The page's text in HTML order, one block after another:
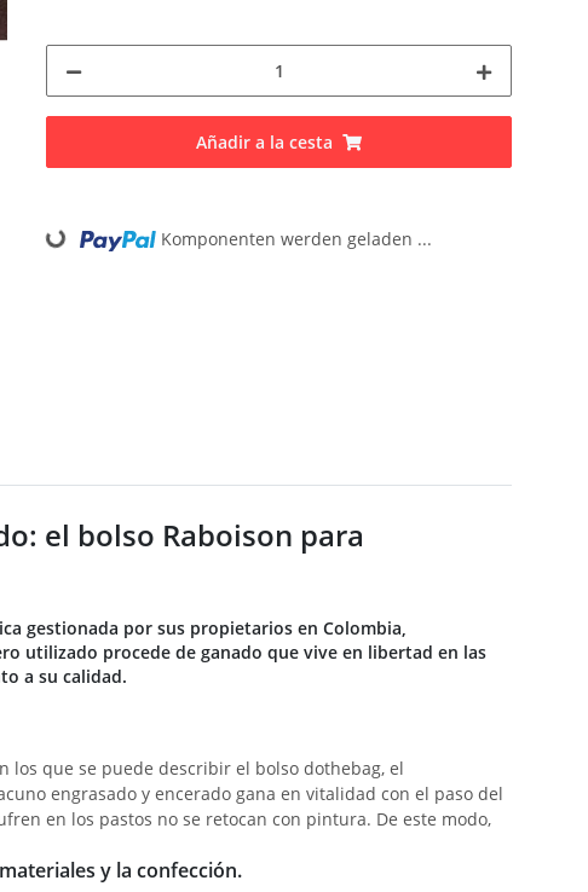
Añadir a la cesta
Loading... Komponenten werden geladen ...
el bolso Raboison para
gestionada por sus propietarios en Colombia,
utilizado procede de ganado que vive en libertad en las
a su calidad.
los que se puede describir el bolso dothebag, el
engrasado y encerado gana en vitalidad con el paso del
en los pastos no se retocan con pintura. De este modo,
y la confección.